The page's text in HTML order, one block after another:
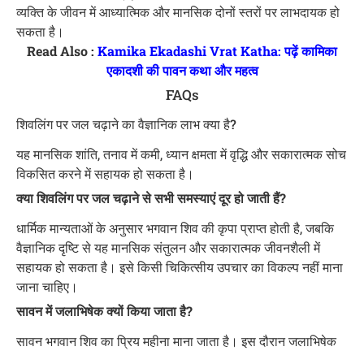
व्यक्ति के जीवन में आध्यात्मिक और मानसिक दोनों स्तरों पर लाभदायक हो
सकता है।
Read Also : Kamika Ekadashi Vrat Katha: पढ़ें कामिका
एकादशी की पावन कथा और महत्व
FAQs
शिवलिंग पर जल चढ़ाने का वैज्ञानिक लाभ क्या है?
यह मानसिक शांति, तनाव में कमी, ध्यान क्षमता में वृद्धि और सकारात्मक सोच
विकसित करने में सहायक हो सकता है।
क्या शिवलिंग पर जल चढ़ाने से सभी समस्याएं दूर हो जाती हैं?
धार्मिक मान्यताओं के अनुसार भगवान शिव की कृपा प्राप्त होती है, जबकि
वैज्ञानिक दृष्टि से यह मानसिक संतुलन और सकारात्मक जीवनशैली में
सहायक हो सकता है। इसे किसी चिकित्सीय उपचार का विकल्प नहीं माना
जाना चाहिए।
सावन में जलाभिषेक क्यों किया जाता है?
सावन भगवान शिव का प्रिय महीना माना जाता है। इस दौरान जलाभिषेक